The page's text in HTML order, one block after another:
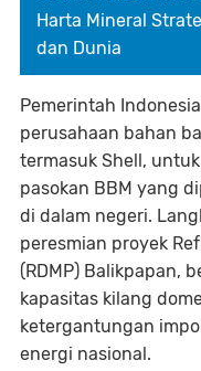
Harta Mineral
dan Dunia
Pemerintah
perusahaan bahan
termasuk Shell,
pasokan BBM yang
di dalam negeri.
peresmian proyek
(RDMP) Balikpapan,
kapasitas kilang
ketergantungan
energi nasional.